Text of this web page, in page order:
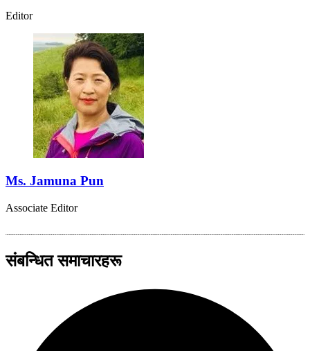
Editor
Ms. Jamuna Pun
Associate Editor
संबन्धित समाचारहरू